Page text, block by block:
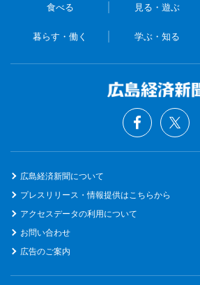
食べる 見る・遊ぶ
暮らす・働く 学ぶ・知る
広島経済新聞について
プレスリリース・情報提供はこちらから
アクセスデータの利用について
お問い合わせ
広告のご案内